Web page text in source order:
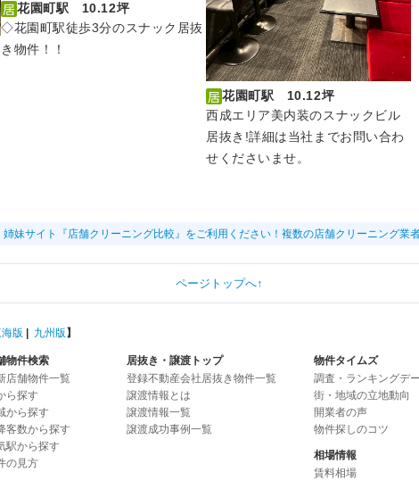
花園町駅 10.12坪
◇花園町駅徒歩3分のスナック居抜
き物件！！
花園町駅 10.12坪
西成エリア美内装のスナックビル
居抜き!詳細は当社までお問い合わ
せくださいませ。
妹サイト『店舗クリーニング比較』をご利用ください！複数の店舗クリーニング業
ページトップへ↑
版 | 九州版】
物件検索
店舗物件一覧
ら探す
から探す
客数から探す
駅から探す
の見方
居抜き・譲渡トップ
登録不動産会社居抜き物件一覧
譲渡情報とは
譲渡情報一覧
譲渡成功事例一覧
物件タイムズ
調査・ランキングデ
街・地域の立地動向
開業者の声
物件探しのコツ
相場情報
賃料相場